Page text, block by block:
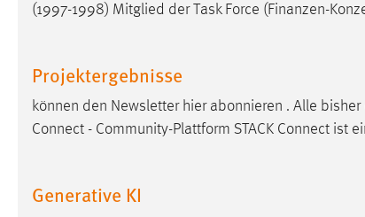
(1997-1998) Mitglied der Task Force (Finanzen-
Projektergebnisse
können den Newsletter hier abonnieren . Alle
Connect - Community-Plattform STACK Connect ist
Generative KI
Vimeo